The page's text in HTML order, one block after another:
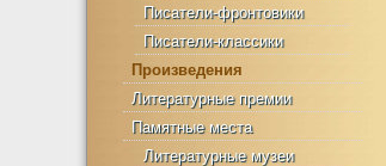
Писатели-фронтовики
Писатели-классики
Произведения
Литературные премии
Памятные места
Литературные музеи